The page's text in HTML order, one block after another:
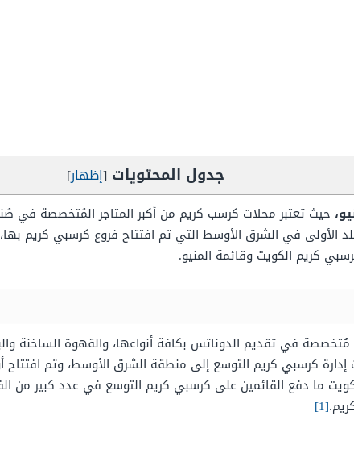
جدول المحتويات [إظهار]
حيث تعتبر محلات كرسب كريم من أكبر المتاجر المُتخصصة في
الأولى في الشرق الأوسط التي تم افتتاح فروع كرسبي كريم
كريم الكويت وقائمة المنيو.
المتحدة الأمريكية، وعام 2007 قررت إدارة كرسبي كريم التوسع إلى منطقة الشرق
الكويت ما دفع القائمين على كرسبي كريم التوسع في عدد كبير
[1]